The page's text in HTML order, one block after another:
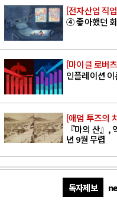
[전자산업 직
④ 좋아했던
[마이클 로버
인플레이션
[애덤 투즈의
『마의 산』
년 9월 무렵
독자제보